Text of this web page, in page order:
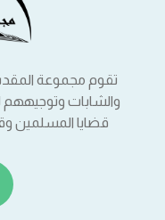
تقوم مجموعة
والشابات
قضايا المسلمين